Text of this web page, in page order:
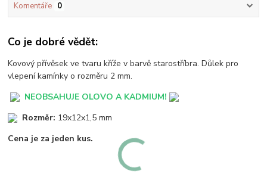
Komentáře 0
Co je dobré vědět:
Kovový přívěsek ve tvaru kříže v barvě starostříbra. Důlek pro
vlepení kamínky o rozměru 2 mm.
NEOBSAHUJE OLOVO A KADMIUM!
Rozměr: 19x12x1,5 mm
Cena je za jeden kus.